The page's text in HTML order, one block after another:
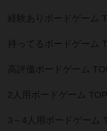
経験ありボードゲーム
持ってるボードゲーム
高評価ボードゲーム
2人用ボードゲーム
3～4人用ボードゲーム